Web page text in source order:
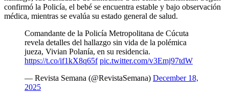
confirmó la Policía, el bebé se encuentra estable y bajo observación
médica, mientras se evalúa su estado general de salud.
Comandante de la Policía Metropolitana de Cúcuta
revela detalles del hallazgo sin vida de la polémica
jueza, Vivian Polanía, en su residencia.
https://t.co/if1kX8q65f pic.twitter.com/v3Emj97tdW
— Revista Semana (@RevistaSemana) December 18,
2025